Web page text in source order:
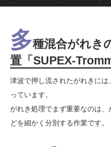
多種混合がれき
置「SUPEX-
津波で押し流されたがれきに
っています。
がれき処理でまず重要なのは
どを細かく分別する作業です。